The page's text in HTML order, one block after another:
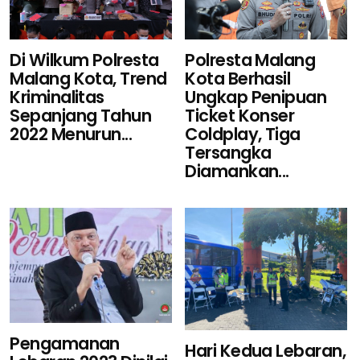
Di Wilkum Polresta
Malang Kota, Trend
Kriminalitas
Sepanjang Tahun
2022 Menurun...
Polresta Malang
Kota Berhasil
Ungkap Penipuan
Ticket Konser
Coldplay, Tiga
Tersangka
Diamankan...
Pengamanan Hari Kedua Lebaran,